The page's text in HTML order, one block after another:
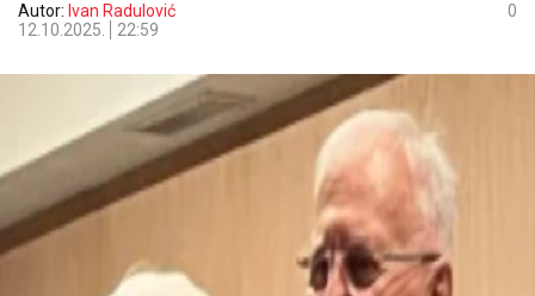
Autor: Ivan Radulović
12.10.2025.
22:59
0